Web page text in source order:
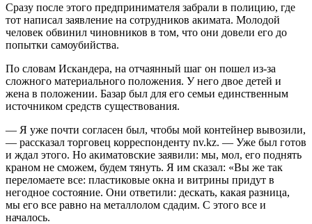
Сразу после этого предпринимателя забрали в полицию, где
тот написал заявление на сотрудников акимата. Молодой
человек обвинил чиновников в том, что они довели его до
попытки самоубийства.
По словам Искандера, на отчаянный шаг он пошел из-за
сложного материального положения. У него двое детей и
жена в положении. Базар был для его семьи единственным
источником средств существования.
— Я уже почти согласен был, чтобы мой контейнер вывозили,
— рассказал торговец корреспонденту nv.kz. — Уже был готов
и ждал этого. Но акиматовские заявили: мы, мол, его поднять
краном не сможем, будем тянуть. Я им сказал: «Вы же так
переломаете все: пластиковые окна и витрины придут в
негодное состояние. Они ответили: дескать, какая разница,
мы его все равно на металлолом сдадим. С этого все и
началось.